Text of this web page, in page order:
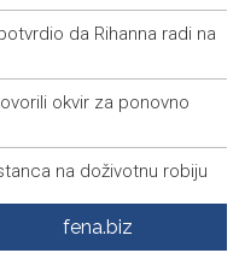
da Rihanna radi na
okvir za ponovno
na doživotnu robiju
following complaint by
fena.biz